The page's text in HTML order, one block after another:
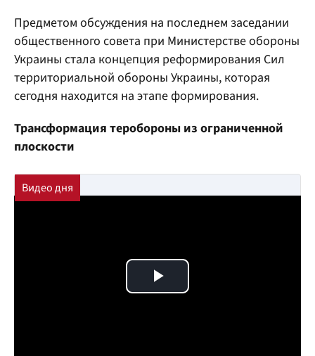
Предметом обсуждения на последнем заседании
общественного совета при Министерстве обороны
Украины стала концепция реформирования Сил
территориальной обороны Украины, которая
сегодня находится на этапе формирования.
Трансформация теробороны из ограниченной
плоскости
Play Video